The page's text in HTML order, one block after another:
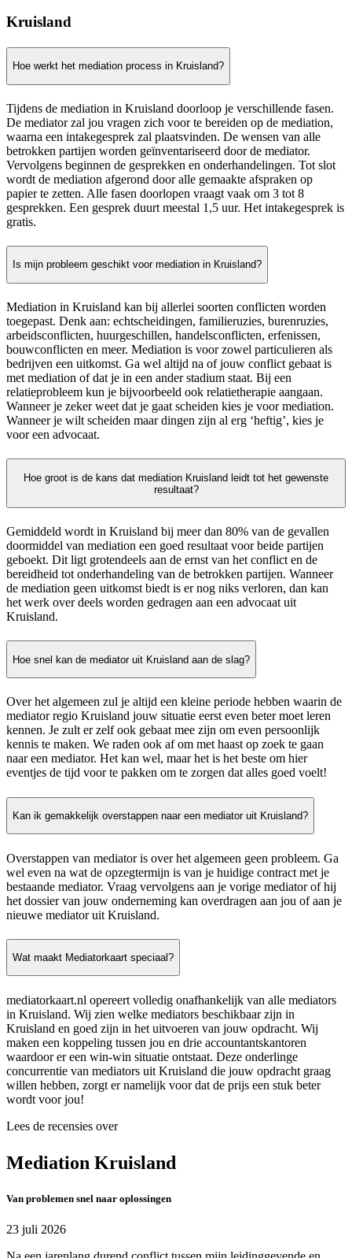
Kruisland
Hoe werkt het mediation process in Kruisland?
Tijdens de mediation in Kruisland doorloop je verschillende fasen.
De mediator zal jou vragen zich voor te bereiden op de mediation,
waarna een intakegesprek zal plaatsvinden. De wensen van alle
betrokken partijen worden geïnventariseerd door de mediator.
Vervolgens beginnen de gesprekken en onderhandelingen. Tot slot
wordt de mediation afgerond door alle gemaakte afspraken op
papier te zetten. Alle fasen doorlopen vraagt vaak om 3 tot 8
gesprekken. Een gesprek duurt meestal 1,5 uur. Het intakegesprek is
gratis.
Is mijn probleem geschikt voor mediation in Kruisland?
Mediation in Kruisland kan bij allerlei soorten conflicten worden
toegepast. Denk aan: echtscheidingen, familieruzies, burenruzies,
arbeidsconflicten, huurgeschillen, handelsconflicten, erfenissen,
bouwconflicten en meer. Mediation is voor zowel particulieren als
bedrijven een uitkomst. Ga wel altijd na of jouw conflict gebaat is
met mediation of dat je in een ander stadium staat. Bij een
relatieprobleem kun je bijvoorbeeld ook relatietherapie aangaan.
Wanneer je zeker weet dat je gaat scheiden kies je voor mediation.
Wanneer je wilt scheiden maar dingen zijn al erg ‘heftig’, kies je
voor een advocaat.
Hoe groot is de kans dat mediation Kruisland leidt tot het gewenste
resultaat?
Gemiddeld wordt in Kruisland bij meer dan 80% van de gevallen
doormiddel van mediation een goed resultaat voor beide partijen
geboekt. Dit ligt grotendeels aan de ernst van het conflict en de
bereidheid tot onderhandeling van de betrokken partijen. Wanneer
de mediation geen uitkomst biedt is er nog niks verloren, dan kan
het werk over deels worden gedragen aan een advocaat uit
Kruisland.
Hoe snel kan de mediator uit Kruisland aan de slag?
Over het algemeen zul je altijd een kleine periode hebben waarin de
mediator regio Kruisland jouw situatie eerst even beter moet leren
kennen. Je zult er zelf ook gebaat mee zijn om even persoonlijk
kennis te maken. We raden ook af om met haast op zoek te gaan
naar een mediator. Het kan wel, maar het is het beste om hier
eventjes de tijd voor te pakken om te zorgen dat alles goed voelt!
Kan ik gemakkelijk overstappen naar een mediator uit Kruisland?
Overstappen van mediator is over het algemeen geen probleem. Ga
wel even na wat de opzegtermijn is van je huidige contract met je
bestaande mediator. Vraag vervolgens aan je vorige mediator of hij
het dossier van jouw onderneming kan overdragen aan jou of aan je
nieuwe mediator uit Kruisland.
Wat maakt Mediatorkaart speciaal?
mediatorkaart.nl opereert volledig onafhankelijk van alle mediators
in Kruisland. Wij zien welke mediators beschikbaar zijn in
Kruisland en goed zijn in het uitvoeren van jouw opdracht. Wij
maken een koppeling tussen jou en drie accountantskantoren
waardoor er een win-win situatie ontstaat. Deze onderlinge
concurrentie van mediators uit Kruisland die jouw opdracht graag
willen hebben, zorgt er namelijk voor dat de prijs een stuk beter
wordt voor jou!
Lees de recensies over
Mediation Kruisland
Van problemen snel naar oplossingen
23 juli 2026